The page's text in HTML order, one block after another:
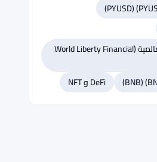
الحرية المالية العالمية (World Liberty Financial
DeFi و NFT